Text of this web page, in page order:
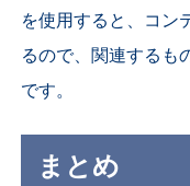
を使用すると、コン
るので、関連するも
です。
まとめ